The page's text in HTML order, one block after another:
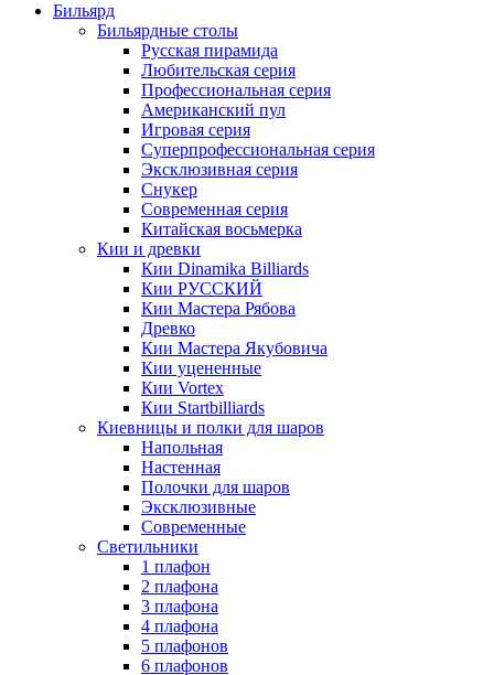
Бильярд
Бильярдные столы
Русская пирамида
Любительская серия
Профессиональная серия
Американский пул
Игровая серия
Суперпрофессиональная серия
Эксклюзивная серия
Снукер
Современная серия
Китайская восьмерка
Кии и древки
Кии Dinamika Billiards
Кии РУССКИЙ
Кии Мастера Рябова
Древко
Кии Мастера Якубовича
Кии уцененные
Кии Vortex
Кии Startbilliards
Киевницы и полки для шаров
Напольная
Настенная
Полочки для шаров
Эксклюзивные
Современные
Светильники
1 плафон
2 плафона
3 плафона
4 плафона
5 плафонов
6 плафонов